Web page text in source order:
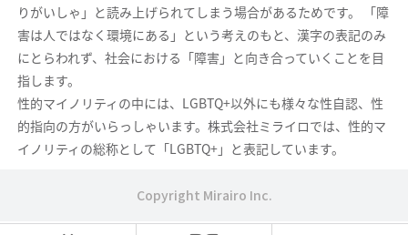
りがいしゃ」と読み上げられてしまう場合があるためです。 「障
害は人ではなく環境にある」という考えのもと、漢字の表記のみ
にとらわれず、社会における「障害」と向き合っていくことを目
指します。
性的マイノリティの中には、LGBTQ+以外にも様々な性自認、性
的指向の方がいらっしゃいます。株式会社ミライロでは、性的マ
イノリティの総称として「LGBTQ+」と表記しています。
Copyright Mirairo Inc.